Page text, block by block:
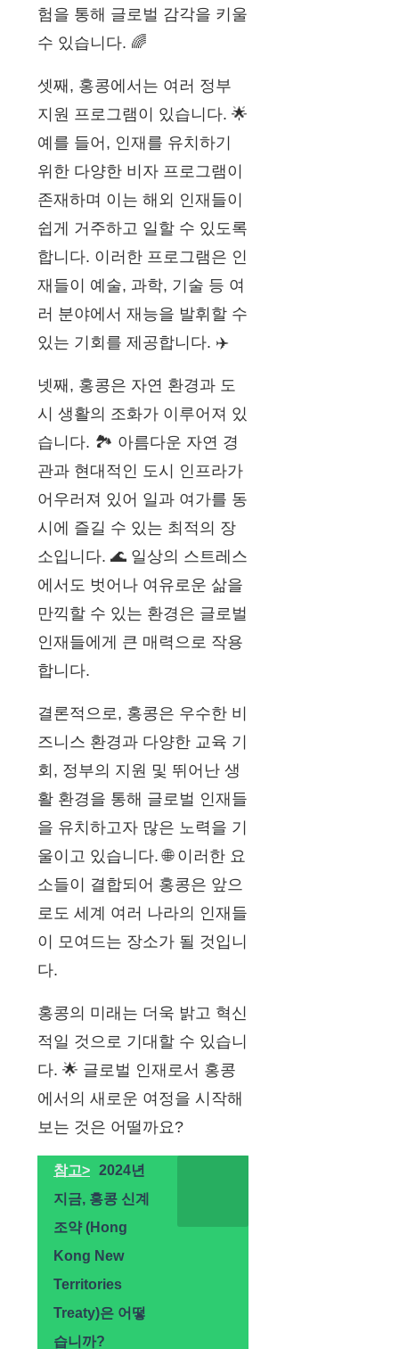
험을 통해 글로벌 감각을 키울
수 있습니다. 🌈
셋째, 홍콩에서는 여러 정부
지원 프로그램이 있습니다. 🌟
예를 들어, 인재를 유치하기
위한 다양한 비자 프로그램이
존재하며 이는 해외 인재들이
쉽게 거주하고 일할 수 있도록
합니다. 이러한 프로그램은 인
재들이 예술, 과학, 기술 등 여
러 분야에서 재능을 발휘할 수
있는 기회를 제공합니다. ✈️
넷째, 홍콩은 자연 환경과 도
시 생활의 조화가 이루어져 있
습니다. 🏞️ 아름다운 자연 경
관과 현대적인 도시 인프라가
어우러져 있어 일과 여가를 동
시에 즐길 수 있는 최적의 장
소입니다. 🌊 일상의 스트레스
에서도 벗어나 여유로운 삶을
만끽할 수 있는 환경은 글로벌
인재들에게 큰 매력으로 작용
합니다.
결론적으로, 홍콩은 우수한 비
즈니스 환경과 다양한 교육 기
회, 정부의 지원 및 뛰어난 생
활 환경을 통해 글로벌 인재들
을 유치하고자 많은 노력을 기
울이고 있습니다. 🌐 이러한 요
소들이 결합되어 홍콩은 앞으
로도 세계 여러 나라의 인재들
이 모여드는 장소가 될 것입니
다.
홍콩의 미래는 더욱 밝고 혁신
적일 것으로 기대할 수 있습니
다. 🌟 글로벌 인재로서 홍콩
에서의 새로운 여정을 시작해
보는 것은 어떨까요?
참고> 2024년
지금, 홍콩 신계
조약 (Hong
Kong New
Territories
Treaty)은 어떻
습니까?